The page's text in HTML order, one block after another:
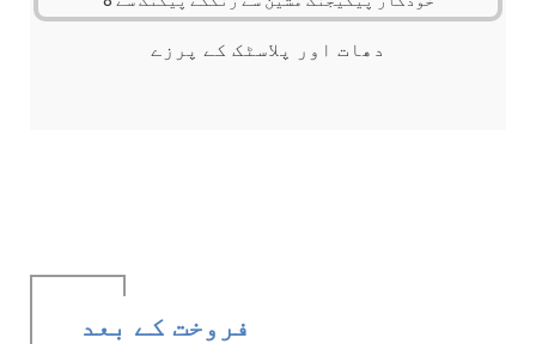
دھات اور پلاسٹک کے پرزے
فروخت کے بعد